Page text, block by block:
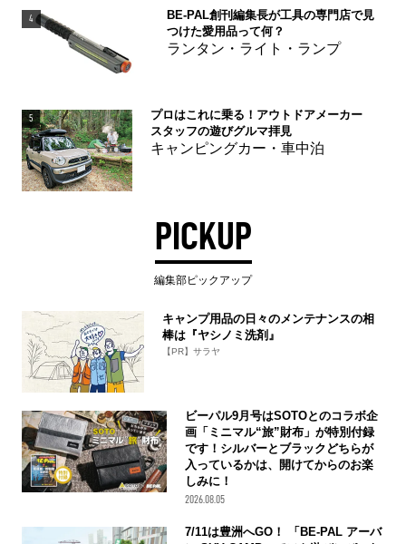
4
BE-PAL創刊編集長が工具の専門店で見
つけた愛用品って何？
ランタン・ライト・ランプ
5
プロはこれに乗る！アウトドアメーカー
スタッフの遊びグルマ拝見
キャンピングカー・車中泊
PICKUP
編集部ピックアップ
キャンプ用品の日々のメンテナンスの相
棒は『ヤシノミ洗剤』
【PR】サラヤ
ビーパル9月号はSOTOとのコラボ企
画「ミニマル“旅”財布」が特別付録
です！シルバーとブラックどちらが
入っているかは、開けてからのお楽
しみに！
2026.08.05
7/11は豊洲へGO！ 「BE-PAL アーバ